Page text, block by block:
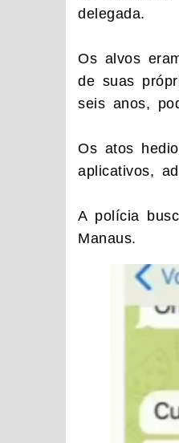
delegada.
Os alvos
de suas
seis anos,
Os atos
aplicativos,
A polícia
Manaus.